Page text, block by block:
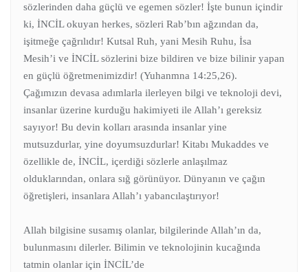
sözlerinden daha güçlü ve egemen sözler! İşte bunun içindir
ki, İNCİL okuyan herkes, sözleri Rab’bın ağzından da,
işitmeğe çağrılıdır! Kutsal Ruh, yani Mesih Ruhu, İsa
Mesih’i ve İNCİL sözlerini bize bildiren ve bize bilinir yapan
en güçlü öğretmenimizdir! (Yuhanmna 14:25,26).
Çağımızın devasa adımlarla ilerleyen bilgi ve teknoloji devi,
insanlar üzerine kurduğu hakimiyeti ile Allah’ı gereksiz
sayıyor! Bu devin kolları arasında insanlar yine
mutsuzdurlar, yine doyumsuzdurlar! Kitabı Mukaddes ve
özellikle de, İNCİL, içerdiği sözlerle anlaşılmaz
olduklarından, onlara sığ görünüyor. Dünyanın ve çağın
öğretişleri, insanlara Allah’ı yabancılaştırıyor!
Allah bilgisine susamış olanlar, bilgilerinde Allah’ın da,
bulunmasını dilerler. Bilimin ve teknolojinin kucağında
tatmin olanlar için İNCİL’de